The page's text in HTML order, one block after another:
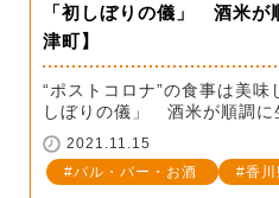
「初しぼりの儀」 酒米が
津町】
“ポストコロナ”の食事は美
しぼりの儀」 酒米が順調に
2021.11.15
バル・バー・お酒
香川